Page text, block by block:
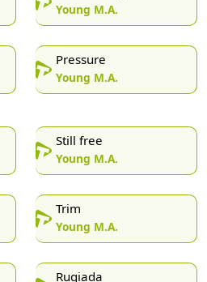
Young M.A.
Pressure
Young M.A.
Still free
Young M.A.
Trim
Young M.A.
Rugiada